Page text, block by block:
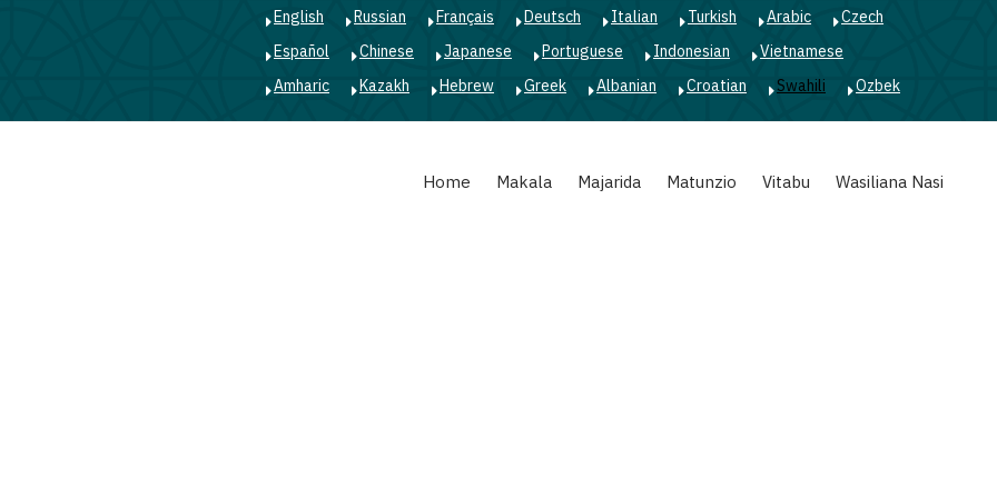
English Russian Français Deutsch Italian Turkish Arabic
Czech
Español
Chinese Japanese Portuguese Indonesian
Vietnamese
Amharic
Kazakh Hebrew Greek Albanian Croatian Swahili Ozbek
Home Makala Majarida Matunzio Vitabu Wasiliana Nasi